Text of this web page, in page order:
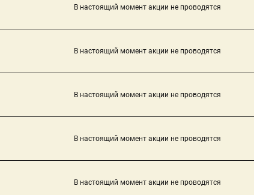
В настоящий момент акции не проводятся
В настоящий момент акции не проводятся
В настоящий момент акции не проводятся
В настоящий момент акции не проводятся
В настоящий момент акции не проводятся